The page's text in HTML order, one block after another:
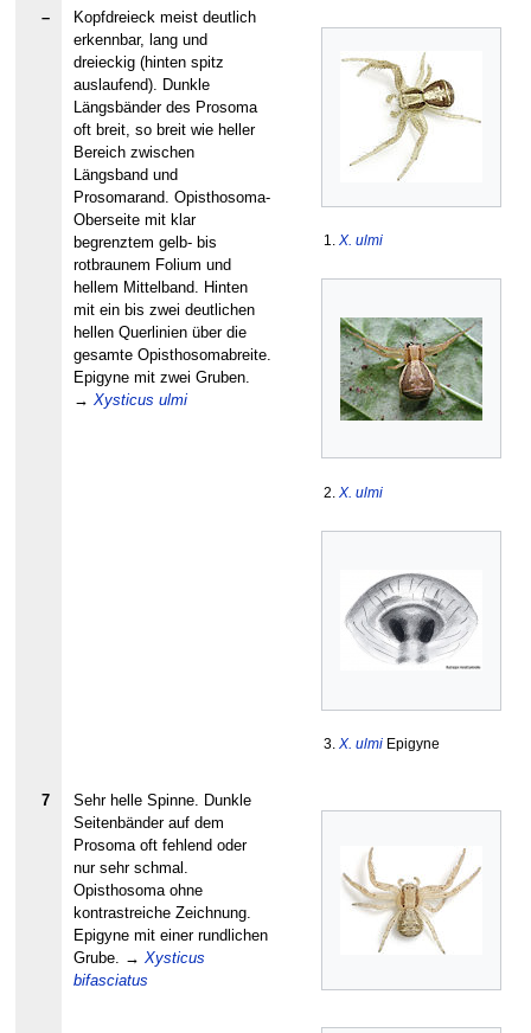
–
Kopfdreieck meist deutlich
erkennbar, lang und
dreieckig (hinten spitz
auslaufend). Dunkle
Längsbänder des Prosoma
oft breit, so breit wie heller
Bereich zwischen
Längsband und
Prosomarand. Opisthosoma-
Oberseite mit klar
begrenztem gelb- bis
rotbraunem Folium und
hellem Mittelband. Hinten
mit ein bis zwei deutlichen
hellen Querlinien über die
gesamte Opisthosomabreite.
Epigyne mit zwei Gruben.
→ Xysticus ulmi
1. X. ulmi
2. X. ulmi
3. X. ulmi Epigyne
7
Sehr helle Spinne. Dunkle
Seitenbänder auf dem
Prosoma oft fehlend oder
nur sehr schmal.
Opisthosoma ohne
kontrastreiche Zeichnung.
Epigyne mit einer rundlichen
Grube. → Xysticus
bifasciatus